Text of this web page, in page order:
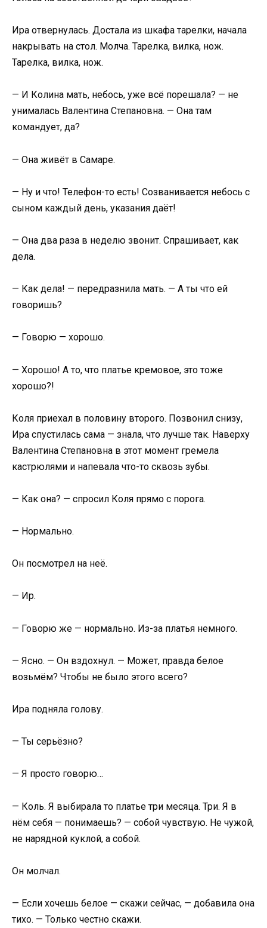
Ира отвернулась. Достала из шкафа тарелки, начала
накрывать на стол. Молча. Тарелка, вилка, нож.
Тарелка, вилка, нож.
— И Колина мать, небось, уже всё порешала? — не
унималась Валентина Степановна. — Она там
командует, да?
— Она живёт в Самаре.
— Ну и что! Телефон-то есть! Созванивается небось с
сыном каждый день, указания даёт!
— Она два раза в неделю звонит. Спрашивает, как
дела.
— Как дела! — передразнила мать. — А ты что ей
говоришь?
— Говорю — хорошо.
— Хорошо! А то, что платье кремовое, это тоже
хорошо?!
Коля приехал в половину второго. Позвонил снизу,
Ира спустилась сама — знала, что лучше так. Наверху
Валентина Степановна в этот момент гремела
кастрюлями и напевала что-то сквозь зубы.
— Как она? — спросил Коля прямо с порога.
— Нормально.
Он посмотрел на неё.
— Ир.
— Говорю же — нормально. Из-за платья немного.
— Ясно. — Он вздохнул. — Может, правда белое
возьмём? Чтобы не было этого всего?
Ира подняла голову.
— Ты серьёзно?
— Я просто говорю…
— Коль. Я выбирала то платье три месяца. Три. Я в
нём себя — понимаешь? — собой чувствую. Не чужой,
не нарядной куклой, а собой.
Он молчал.
— Если хочешь белое — скажи сейчас, — добавила она
тихо. — Только честно скажи.